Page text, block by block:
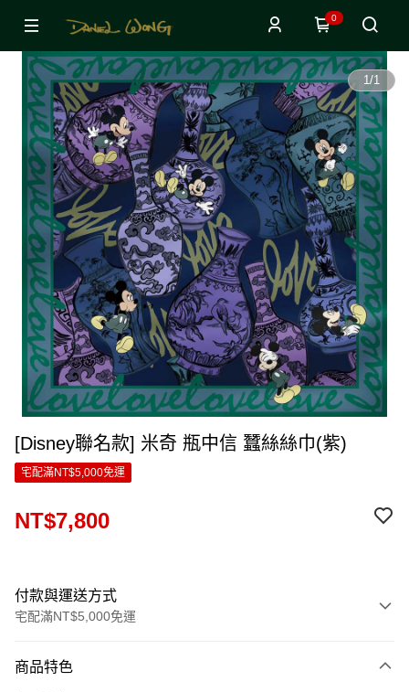
0
1/1
[Disney聯名款] 米奇 瓶中信 蠶絲絲巾(紫)
宅配滿NT$5,000免運
NT$7,800
付款與運送方式
宅配滿NT$5,000免運
信用卡一次付款
商品特色